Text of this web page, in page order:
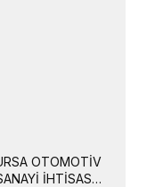
OTOMOTIV
İHTISAS